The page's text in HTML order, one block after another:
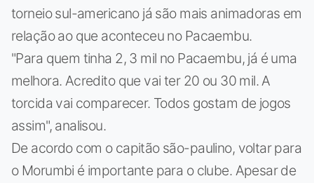
torneio sul-americano já são mais animadoras em
relação ao que aconteceu no Pacaembu.
"Para quem tinha 2, 3 mil no Pacaembu, já é uma
melhora. Acredito que vai ter 20 ou 30 mil. A
torcida vai comparecer. Todos gostam de jogos
assim", analisou.
De acordo com o capitão são-paulino, voltar para
o Morumbi é importante para o clube. Apesar de